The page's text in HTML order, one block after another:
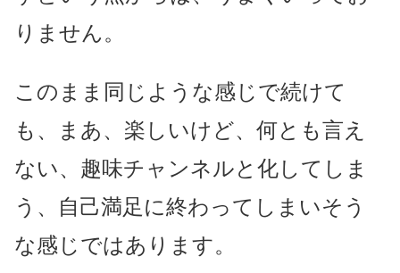
りません。
このまま同じような感じで続けて
も、まあ、楽しいけど、何とも言え
ない、趣味チャンネルと化してしま
う、自己満足に終わってしまいそう
な感じではあります。